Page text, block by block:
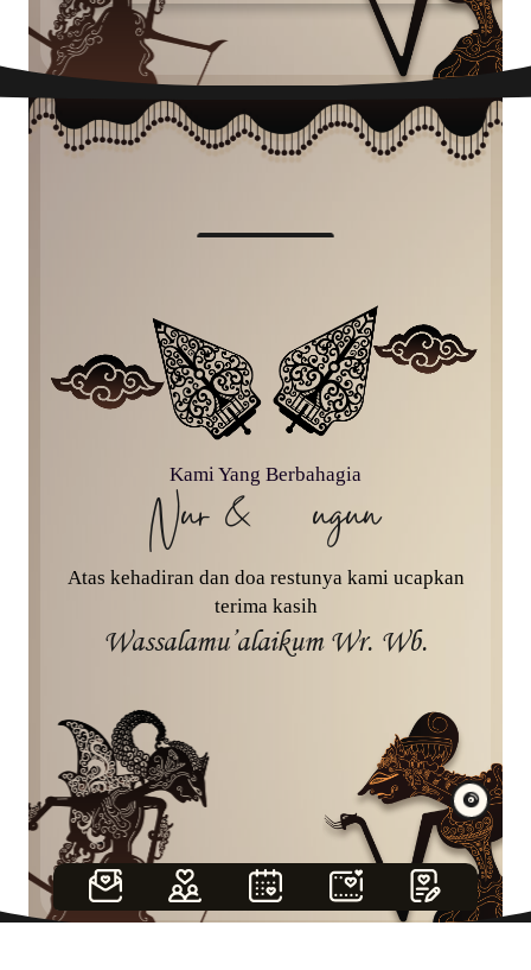
Kami Yang Berbahagia
Nur & Gugun
Atas kehadiran dan doa restunya kami ucapkan
terima kasih
Wassalamu’alaikum Wr. Wb.